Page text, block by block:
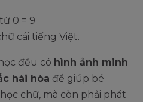
0 = 9
cái tiếng Việt.
đều có hình ảnh minh
hài hòa để giúp bé
chữ, mà còn phải phát